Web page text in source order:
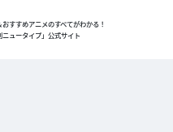
おすすめアニメのすべてがわかる！
ニュータイプ」公式サイト